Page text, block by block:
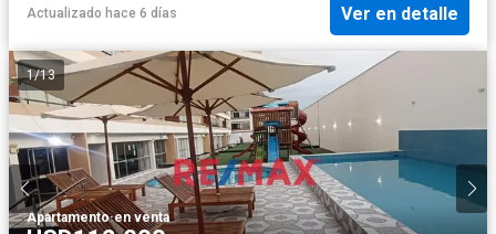
Actualizado hace 6 días Ver en detalle
1/13
Apartamento·en venta